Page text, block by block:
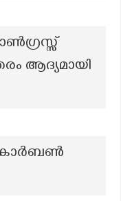
ആദ്യമായി
കാർബൺ